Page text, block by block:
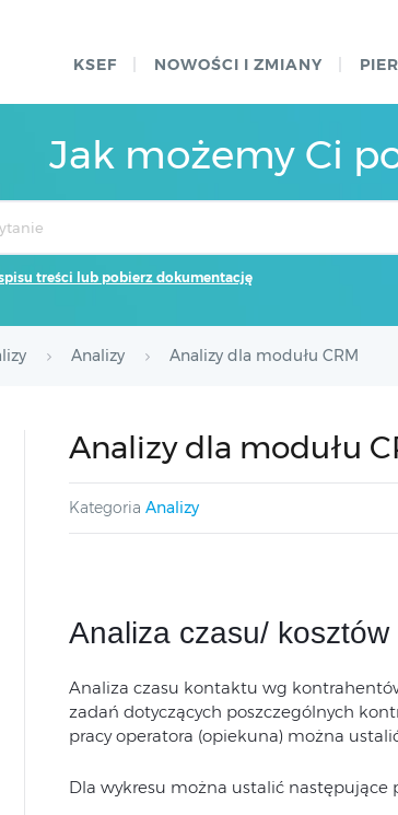
KSEF NOWOŚCI I ZMIANY
Jak możemy Ci
treści lub pobierz dokumentację
Analizy Analizy dla modułu CRM
Analizy dla modułu
Kategoria Analizy
Analiza czasu/
Analiza czasu kontaktu wg
zadań dotyczących poszczególnych
pracy operatora (opiekuna) można
Dla wykresu można ustalić następujące